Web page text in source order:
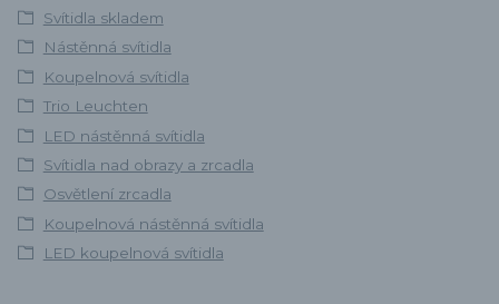
Svítidla skladem
Nástěnná svítidla
Koupelnová svítidla
Trio Leuchten
LED nástěnná svítidla
Svítidla nad obrazy a zrcadla
Osvětlení zrcadla
Koupelnová nástěnná svítidla
LED koupelnová svítidla